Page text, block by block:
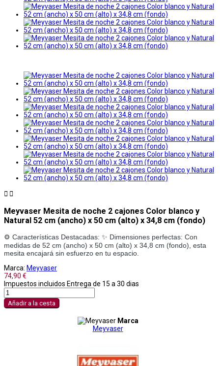
 
Meyvaser Mesita de noche 2 cajones Color blanco y
Natural 52 cm (ancho) x 50 cm (alto) x 34,8 cm (fondo)
⚙️ Características Destacadas: ✨ Dimensiones perfectas: Con
medidas de 52 cm (ancho) x 50 cm (alto) x 34,8 cm (fondo), esta
mesita encajará sin esfuerzo en tu espacio.
Marca: Meyvaser
74,90 €
Impuestos incluidos Entrega de 15 a 30 dias
Añadir a la cesta
Marca
Meyvaser